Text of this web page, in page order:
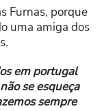
Furnas, porque
uma amiga dos
em portugal
se esqueça
sempre